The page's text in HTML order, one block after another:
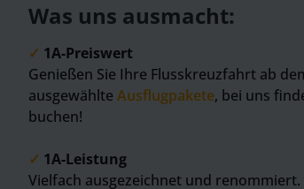
Was uns ausmacht:
✓ 1A-Preiswert
Genießen Sie Ihre Flusskreuzfahrt ab
ausgewählte Ausflugpakete, bei uns
buchen!
✓ 1A-Leistung
Vielfach ausgezeichnet und